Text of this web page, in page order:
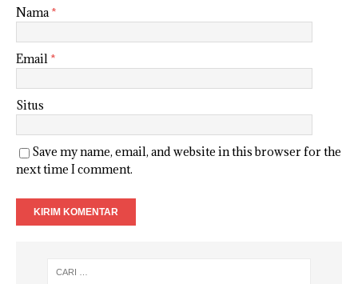
Nama*
Email *
Situs
Save my name, email, and website in this browser for the
next time I comment.